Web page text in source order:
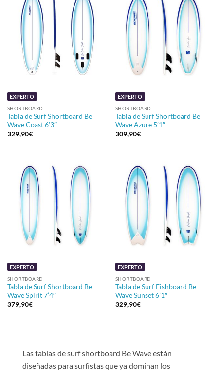
EXPERTO
SHORTBOARD
Tabla de Surf Shortboard Be
Wave Coast 6’3″
329,90€
EXPERTO
SHORTBOARD
Tabla de Surf Shortboard Be
Wave Azure 5’1″
309,90€
EXPERTO
SHORTBOARD
Tabla de Surf Shortboard Be
Wave Spirit 7’4″
379,90€
EXPERTO
SHORTBOARD
Tabla de Surf Fishboard Be
Wave Sunset 6’1″
329,90€
Las tablas de surf shortboard Be Wave están
diseñadas para surfistas que ya dominan los